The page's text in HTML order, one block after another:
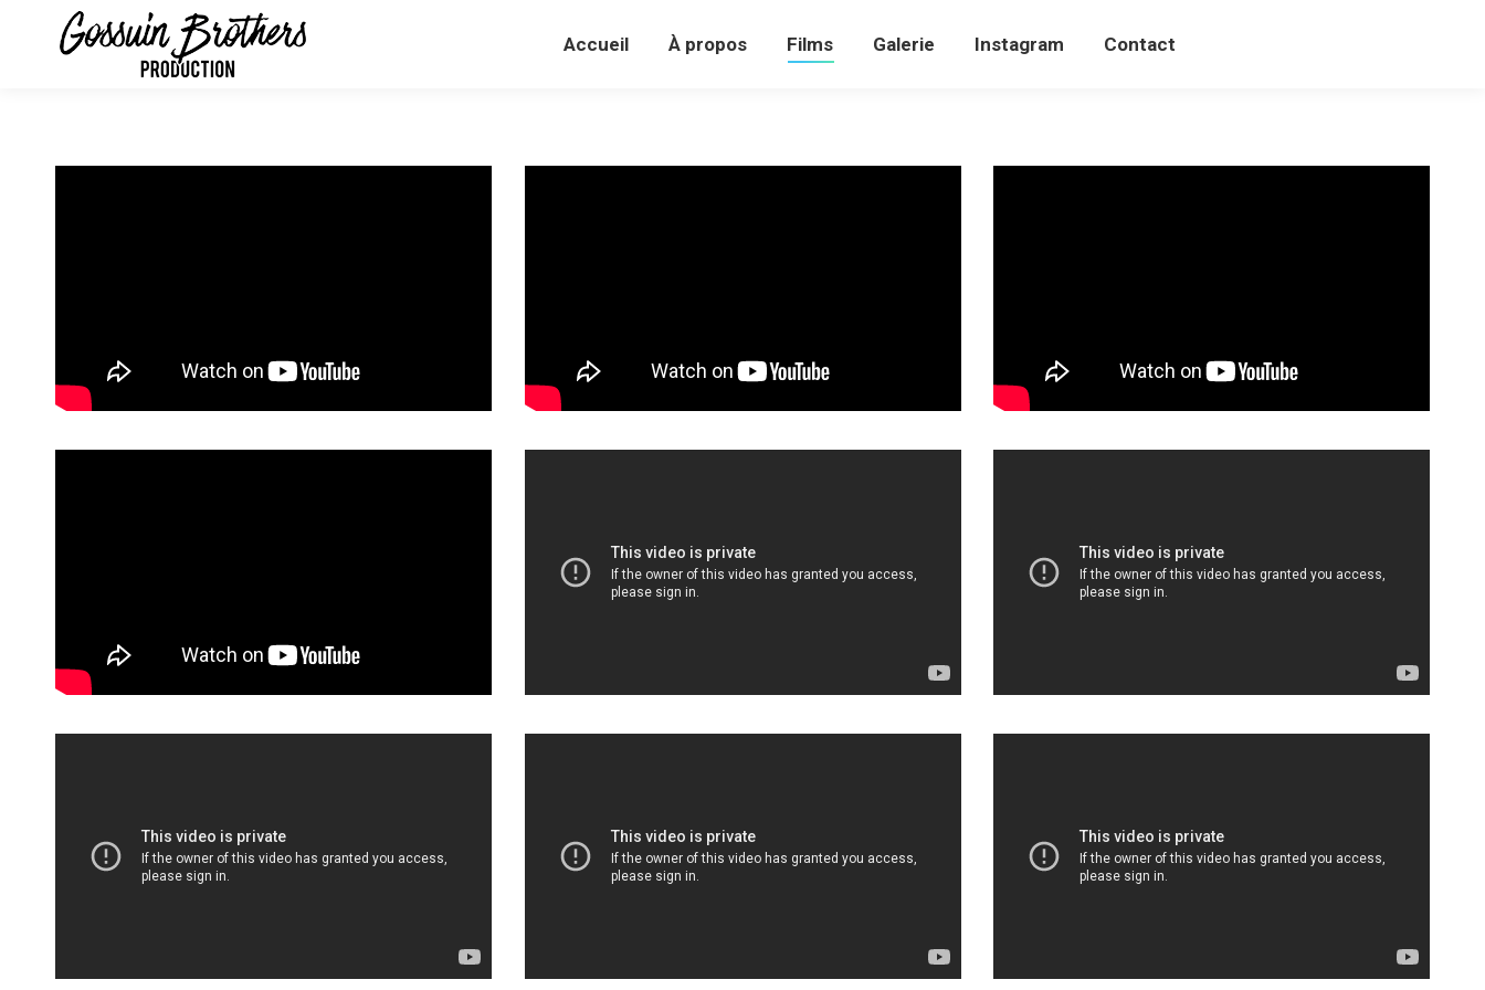
Accueil À propos Films Galerie Instagram Contact
Accueil À propos Films Galerie Instagram Contact